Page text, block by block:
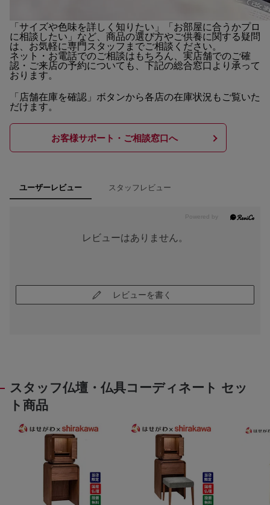
「サイズや色味を詳しく知りたい」「お部屋に合うかプロ
に相談したい」など、商品の選び方やご供養に関する疑問
は、お気軽に専門スタッフまでご相談ください。
ネット・お電話でのご相談はもちろん、実店舗でのご確
認・ご来店の予約についても、下記の総合窓口より承って
おります。
「店舗在庫を確認」ボタンから各店の在庫状況もご覧いた
だけます。
お客様サポート・ご相談窓口へ
ユーザーレビュー スタッフレビュー
レビューはありません。
レビューを書く
スタッフ仏壇・仏具コーディネート セッ
ト商品